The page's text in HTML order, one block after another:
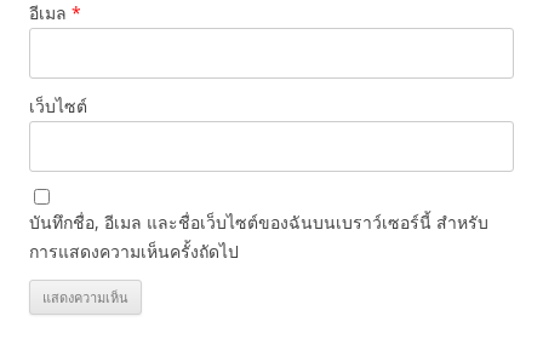
อีเมล *
เว็บไซต์
บันทึกชื่อ, อีเมล และชื่อเว็บไซต์ของฉันบนเบราว์เซอร์นี้ สำหรับ
การแสดงความเห็นครั้งถัดไป